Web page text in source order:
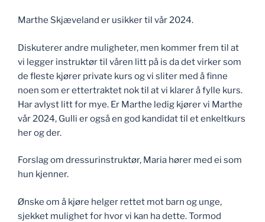
Marthe Skjæveland er usikker til vår 2024.
Diskuterer andre muligheter, men kommer frem til at
vi legger instruktør til våren litt på is da det virker som
de fleste kjører private kurs og vi sliter med å finne
noen som er ettertraktet nok til at vi klarer å fylle kurs.
Har avlyst litt for mye. Er Marthe ledig kjører vi Marthe
vår 2024, Gulli er også en god kandidat til et enkeltkurs
her og der.
Forslag om dressurinstruktør, Maria hører med ei som
hun kjenner.
Ønske om å kjøre helger rettet mot barn og unge,
sjekket mulighet for hvor vi kan ha dette. Tormod